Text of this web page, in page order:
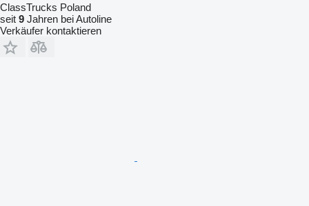
ClassTrucks Poland
seit 9 Jahren bei Autoline
Verkäufer kontaktieren